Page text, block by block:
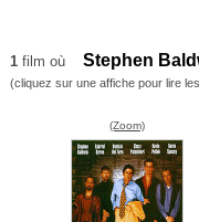
1film où Stephen
(cliquez sur une affiche pour lire
(Zoom)